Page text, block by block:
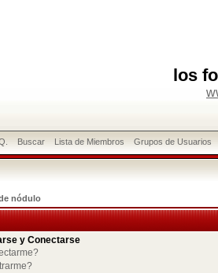
los
Buscar Lista de Miembros Grupos de Usuarios
nódulo
y Conectarse